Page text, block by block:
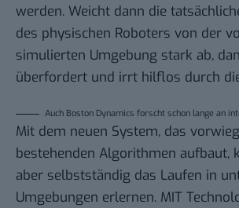
werden. Weicht dann die
des physischen Roboters von der
simulierten Umgebung stark ab,
überfordert und irrt hilflos durch
Auch Boston Dynamics forscht schon lange an
Mit dem neuen System, das
bestehenden Algorithmen aufbaut,
aber selbstständig das Laufen in
Umgebungen erlernen. MIT